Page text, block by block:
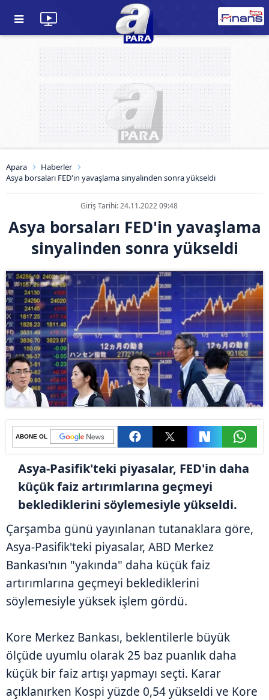
Apara
Haberler
Asya borsaları FED'in yavaşlama sinyalinden sonra yükseldi
Giriş Tarihi: 24.11.2022 09:48
Asya borsaları FED'in yavaşlama
sinyalinden sonra yükseldi
ABONE OL
Asya-Pasifik'teki piyasalar, FED'in daha
küçük faiz artırımlarına geçmeyi
beklediklerini söylemesiyle yükseldi.
Çarşamba günü yayınlanan tutanaklara göre,
Asya-Pasifik'teki piyasalar, ABD Merkez
Bankası'nın "yakında" daha küçük faiz
artırımlarına geçmeyi beklediklerini
söylemesiyle yüksek işlem gördü.
Kore Merkez Bankası, beklentilerle büyük
ölçüde uyumlu olarak 25 baz puanlık daha
küçük bir faiz artışı yapmayı seçti. Karar
açıklanırken Kospi yüzde 0,54 yükseldi ve Kore